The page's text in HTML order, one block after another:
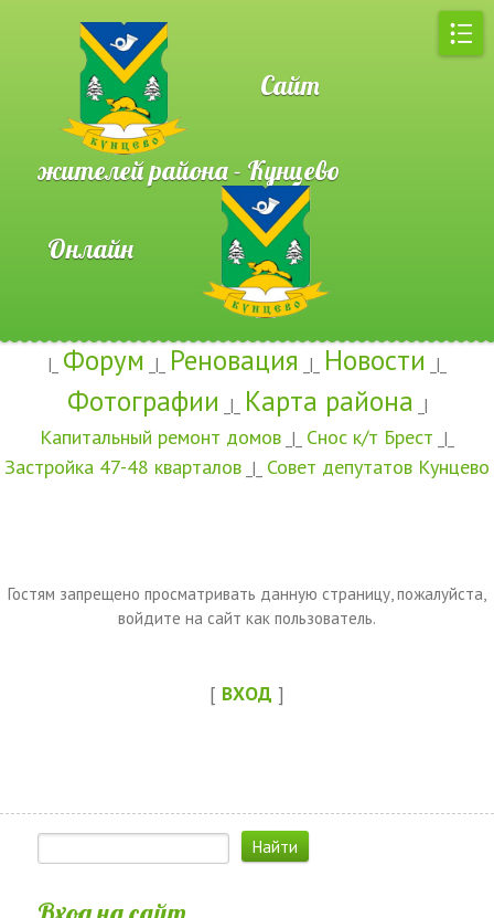
Сайт
жителей района - Кунцево
Онлайн
|_ Форум _|_ Реновация _|_ Новости _|_
Фотографии _|_ Карта района _|
Капитальный ремонт домов _|_ Снос к/т Брест _|_
Застройка 47-48 кварталов _|_ Совет депутатов Кунцево
Гостям запрещено просматривать данную страницу, пожалуйста,
войдите на сайт как пользователь.
[ ВХОД ]